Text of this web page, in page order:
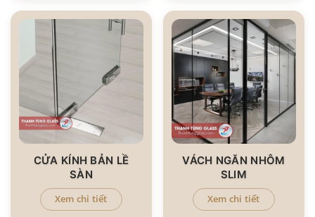
CỬA KÍNH BẢN LỀ
SÀN
Xem chi tiết
VÁCH NGĂN NHÔM
SLIM
Xem chi tiết